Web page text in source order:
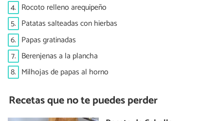
4. Rocoto relleno arequipeño
5. Patatas salteadas con hierbas
6. Papas gratinadas
7. Berenjenas a la plancha
8. Milhojas de papas al horno
Recetas que no te puedes perder